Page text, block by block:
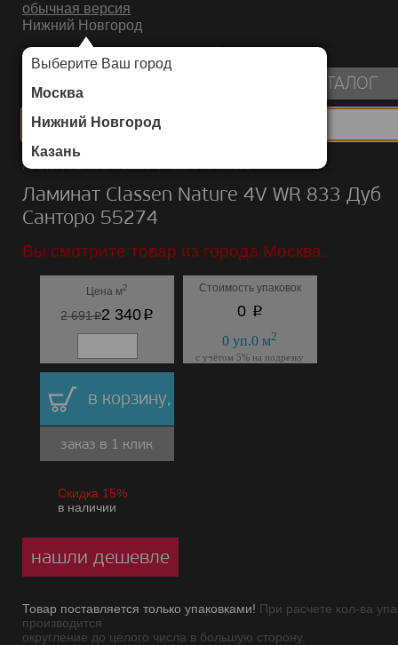
обычная версия
Нижний Новгород
Выберите Ваш город
Москва
Нижний Новгород
Казань
ИНТЕРНЕТ-МАГАЗИН НАПОЛЬНЫХ ПОКРЫТИЙ
КАТАЛОГ
Каталог/Ламинат/Classen/Nature 4V WR 833
Ламинат Classen Nature 4V WR 833 Дуб
Санторо 55274
Вы смотрите товар из города Москва.
Цена м2
2 691p2 340p
Стоимость упаковок
0 p
0 уп.0 м2
с учётом 5% на подрезку
в корзину,
заказ в 1 клик
Скидка 15%
в наличии
нашли дешевле
Товар поставляется только упаковками! При расчете кол-ва
производится
округление до целого числа в большую сторону.